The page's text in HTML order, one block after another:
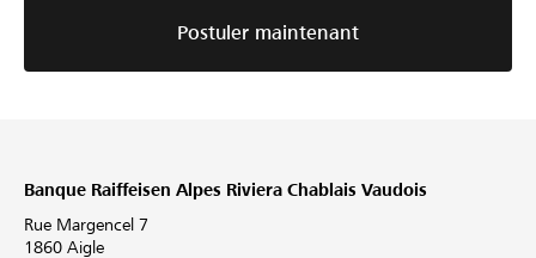
Postuler maintenant
Banque Raiffeisen Alpes Riviera Chablais Vaudois
Rue Margencel 7
1860 Aigle